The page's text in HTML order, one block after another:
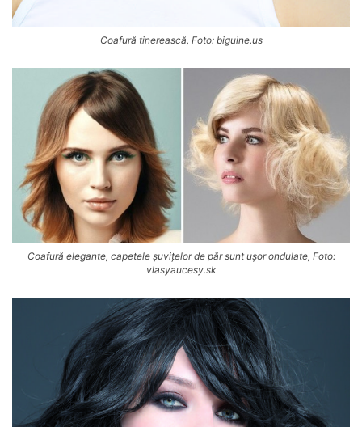
Coafură tinerească, Foto: biguine.us
Coafură elegante, capetele șuvițelor de păr sunt ușor ondulate, Foto:
vlasyaucesy.sk